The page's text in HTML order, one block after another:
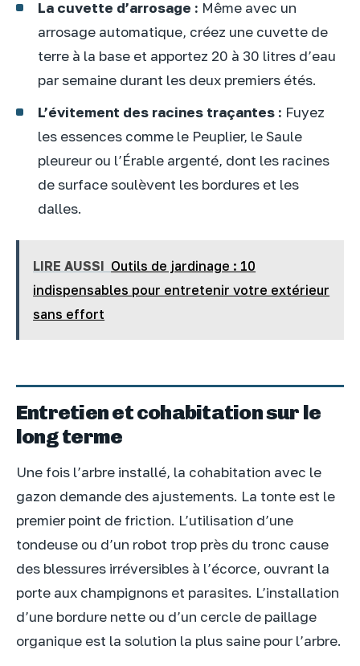
La cuvette d’arrosage : Même avec un
arrosage automatique, créez une cuvette de
terre à la base et apportez 20 à 30 litres d’eau
par semaine durant les deux premiers étés.
L’évitement des racines traçantes : Fuyez
les essences comme le Peuplier, le Saule
pleureur ou l’Érable argenté, dont les racines
de surface soulèvent les bordures et les
dalles.
LIRE AUSSI Outils de jardinage : 10
indispensables pour entretenir votre extérieur
sans effort
Entretien et cohabitation sur le
long terme
Une fois l’arbre installé, la cohabitation avec le
gazon demande des ajustements. La tonte est le
premier point de friction. L’utilisation d’une
tondeuse ou d’un robot trop près du tronc cause
des blessures irréversibles à l’écorce, ouvrant la
porte aux champignons et parasites. L’installation
d’une bordure nette ou d’un cercle de paillage
organique est la solution la plus saine pour l’arbre.